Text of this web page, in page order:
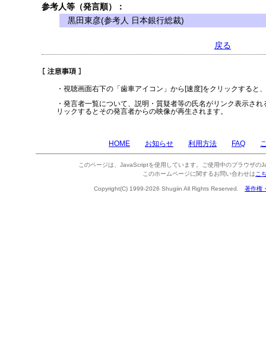
参考人等（発言順）：
黒田東彦(参考人 日本銀行総裁)
戻る
・視聴画面右下の「歯車アイコン」から[速度]をクリックすると
・発言者一覧について、説明・質疑者等の氏名がリンク表示さ
リックするとその発言者からの映像が再生されます。
HOME お知らせ 利用方法 FAQ
このページは、JavaScriptを使用しています。ご使用中のブラウザの
このホームページに関するお問い合わせは こ
Copyright(C) 1999-2026 Shugiin All Rights Reserved. 著作権